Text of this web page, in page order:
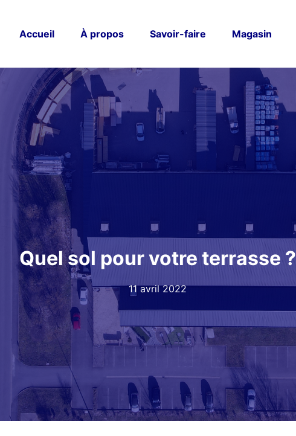
Magasin
Savoir-faire
À propos
Accueil
Quel sol pour votre terrasse ?
11 avril 2022